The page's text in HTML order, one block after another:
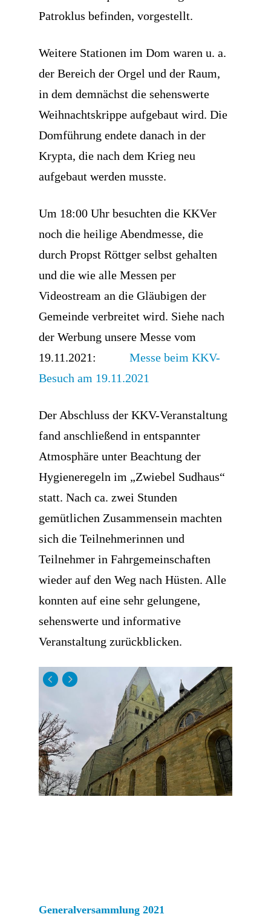
Patroklus befinden, vorgestellt.
Weitere Stationen im Dom waren u. a.
der Bereich der Orgel und der Raum,
in dem demnächst die sehenswerte
Weihnachtskrippe aufgebaut wird. Die
Domführung endete danach in der
Krypta, die nach dem Krieg neu
aufgebaut werden musste.
Um 18:00 Uhr besuchten die KKVer
noch die heilige Abendmesse, die
durch Propst Röttger selbst gehalten
und die wie alle Messen per
Videostream an die Gläubigen der
Gemeinde verbreitet wird. Siehe nach
der Werbung unsere Messe vom
19.11.2021: Messe beim KKV-
Besuch am 19.11.2021
Der Abschluss der KKV-Veranstaltung
fand anschließend in entspannter
Atmosphäre unter Beachtung der
Hygieneregeln im „Zwiebel Sudhaus“
statt. Nach ca. zwei Stunden
gemütlichen Zusammensein machten
sich die Teilnehmerinnen und
Teilnehmer in Fahrgemeinschaften
wieder auf den Weg nach Hüsten. Alle
konnten auf eine sehr gelungene,
sehenswerte und informative
Veranstaltung zurückblicken.
Generalversammlung 2021